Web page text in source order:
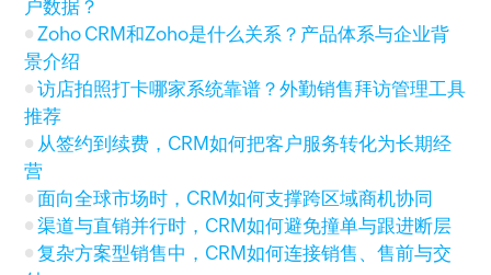
户数据？
Zoho CRM和Zoho是什么关系？产品体系与企业背
景介绍
访店拍照打卡哪家系统靠谱？外勤销售拜访管理工具
推荐
从签约到续费，CRM如何把客户服务转化为长期经
营
面向全球市场时，CRM如何支撑跨区域商机协同
渠道与直销并行时，CRM如何避免撞单与跟进断层
复杂方案型销售中，CRM如何连接销售、售前与交